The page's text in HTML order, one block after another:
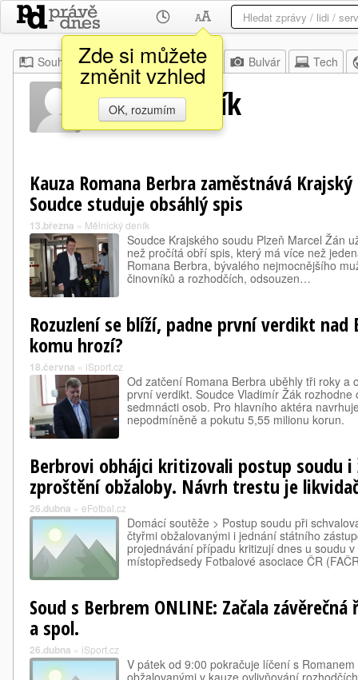
Zde si můžete
změnit vzhled
OK, rozumím
Souhrn Moje Z domova Bulvár Tech
Michal Káník
Kauza Romana Berbra zaměstnává
Soudce studuje obsáhlý spis
13.března » Mělnický deník
Soudce Krajského soudu Plzeň Marcel Žán
než pročítá obří spis, který má více než
Romana Berbra, bývalého nejmocnějšího
činovníků a rozhodčích, odsouzen…
Rozuzlení se blíží, padne první verdikt nad
komu hrozí?
18.června » iSport.cz
Od zatčení Romana Berbra uběhly tři roky a
první verdikt. Soudce Vladimír Žák
sedmnácti osob. Pro hlavního aktéra
nepodmíněně a pokutu 5,55 milionu korun.
Berbrovi obhájci kritizovali postup soudu i
zproštění obžaloby. Návrh trestu je
26.dubna » eFotbal.cz
Domácí soutěže > Postup soudu při
čtyřmi obžalovanými i jednání státního
projednávání případu kritizují dnes u soudu
místopředsedy Fotbalové asociace ČR
Soud s Berbrem ONLINE: Začala
a spol.
26.dubna » iSport.cz
V pátek od 9:00 pokračuje líčení s
obžalovanými v kauze ovlivňování